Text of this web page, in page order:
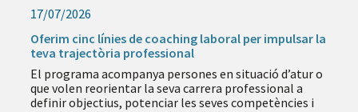
17/07/2026
Oferim cinc línies de coaching laboral per impulsar la
teva trajectòria professional
El programa acompanya persones en situació d’atur o
que volen reorientar la seva carrera professional a
definir objectius, potenciar les seves competències i